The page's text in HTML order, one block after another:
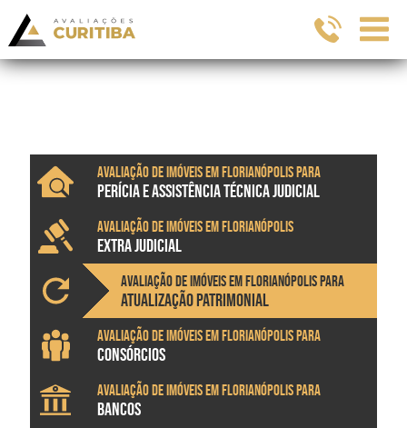
Avaliação de imóveis em Florianópolis para
PERÍCIA E ASSISTÊNCIA TÉCNICA JUDICIAL
Avaliação de imóveis em Florianópolis
EXTRA JUDICIAL
Avaliação de imóveis em Florianópolis para
ATUALIZAÇÃO PATRIMONIAL
Avaliação de imóveis em Florianópolis para
CONSÓRCIOS
Avaliação de imóveis em Florianópolis para
BANCOS